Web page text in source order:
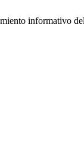
informativo